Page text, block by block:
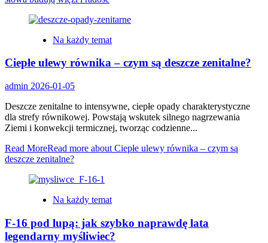
Na każdy temat
Ciepłe ulewy równika – czym są deszcze zenitalne?
admin 2026-01-05
Deszcze zenitalne to intensywne, ciepłe opady charakterystyczne
dla strefy równikowej. Powstają wskutek silnego nagrzewania
Ziemi i konwekcji termicznej, tworząc codzienne...
Read MoreRead more about Ciepłe ulewy równika – czym są
deszcze zenitalne?
Na każdy temat
F-16 pod lupą: jak szybko naprawdę lata
legendarny myśliwiec?